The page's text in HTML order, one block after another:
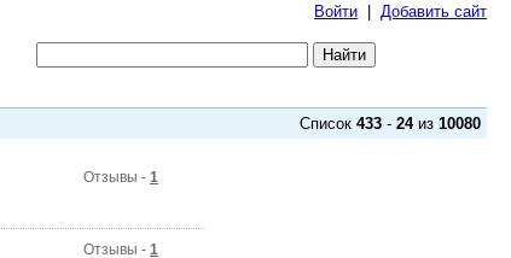
Войти Добавить сайт
Список 433 - 24из 10080
Отзывы - 1
Отзывы - 1